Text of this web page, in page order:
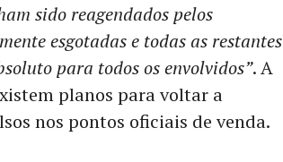
sido reagendados pelos
esgotadas e todas as restantes
para todos os envolvidos”. A
planos para voltar a
nos pontos oficiais de venda.